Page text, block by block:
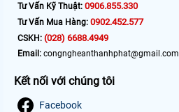
Tư Vấn Kỹ Thuật: 0906.855.330
Tư Vấn Mua Hàng: 0902.452.577
CSKH: (028) 6688.4949
Email: congngheanthanhphat@gmail.com
Kết nối với chúng tôi
Facebook